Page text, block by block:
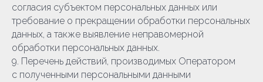
согласия субъектом персональных данных или
требование о прекращении обработки персональных
данных, а также выявление неправомерной
обработки персональных данных.
9. Перечень действий, производимых Оператором
с полученными персональными данными